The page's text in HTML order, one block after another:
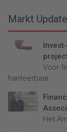
Markt Update
Voor
hanteerbaar...
Het